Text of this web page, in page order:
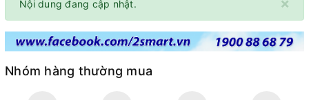
Nội dung đang cập nhật.
Nhóm hàng thường mua